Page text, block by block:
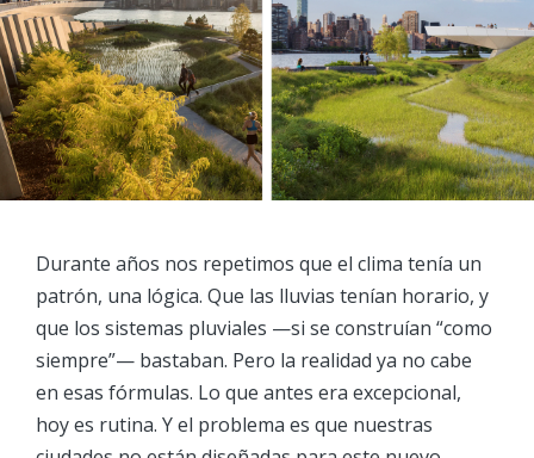
Durante años nos repetimos que el clima tenía un
patrón, una lógica. Que las lluvias tenían horario, y
que los sistemas pluviales —si se construían “como
siempre”— bastaban. Pero la realidad ya no cabe
en esas fórmulas. Lo que antes era excepcional,
hoy es rutina. Y el problema es que nuestras